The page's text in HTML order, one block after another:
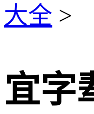
大全 >
宜字